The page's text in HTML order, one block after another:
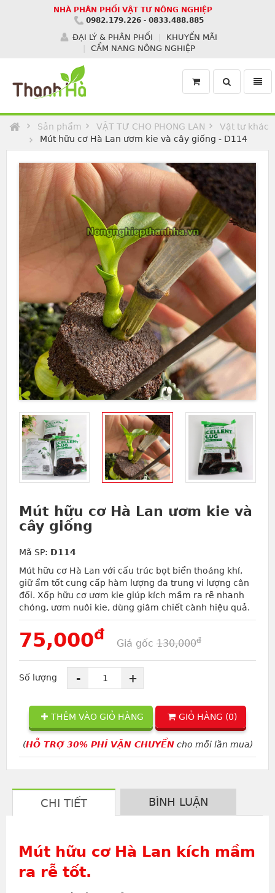
NHÀ PHÂN PHỐI VẬT TƯ NÔNG NGHIỆP
0982.179.226 - 0833.488.885
ĐẠI LÝ & PHÂN PHỐI
KHUYẾN MÃI
CẨM NANG NÔNG NGHIỆP
Toggle
search
Sản phẩm VẬT TƯ CHO PHONG LAN
Vật tư khác
Mút hữu cơ Hà Lan ươm kie và cây giống - D114
Mút hữu cơ Hà Lan ươm kie và
cây giống
Mã SP: D114
Mút hữu cơ Hà Lan với cấu trúc bọt biển thoáng khí,
giữ ẩm tốt cung cấp hàm lượng đa trung vi lượng cân
đối. Xốp hữu cơ ươm kie giúp kích mầm ra rễ nhanh
chóng, ươm nuôi kie, dùng giâm chiết cành hiệu quả.
75,000đ
Giá gốc 130,000đ
Số lượng - +
THÊM VÀO GIỎ HÀNG GIỎ HÀNG (0)
(HỖ TRỢ 30% PHÍ VẬN CHUYỂNcho mỗi lần mua)
CHI TIẾT BÌNH LUẬN
Mút hữu cơ Hà Lan kích mầm
ra rễ tốt.